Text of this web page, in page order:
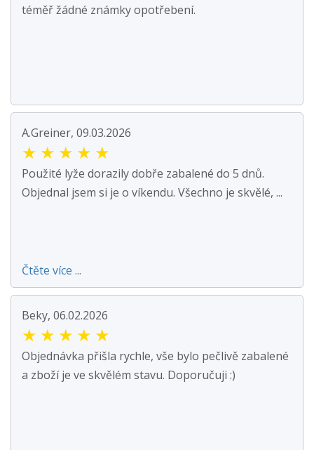
téměř žádné známky opotřebení.
A.Greiner, 09.03.2026
★ ★ ★ ★ ★
Použité lyže dorazily dobře zabalené do 5 dnů.
Objednal jsem si je o víkendu. Všechno je skvělé, ...
Čtěte více ...
Beky, 06.02.2026
★ ★ ★ ★ ★
Objednávka přišla rychle, vše bylo pečlivě zabalené
a zboží je ve skvělém stavu. Doporučuji :)